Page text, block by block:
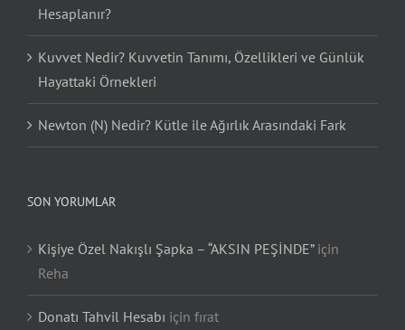
Hesaplanır?
Kuvvet Nedir? Kuvvetin Tanımı, Özellikleri ve Günlük
Hayattaki Örnekleri
Newton (N) Nedir? Kütle ile Ağırlık Arasındaki Fark
SON YORUMLAR
Kişiye Özel Nakışlı Şapka – “AKSIN PEŞİNDE”için
Reha
Donatı Tahvil Hesabı için fırat